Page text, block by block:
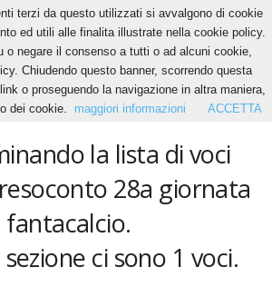
giornata fantacalcio
giornata fantacalcio
la lista di voci
28a giornata
fantacalcio.
ci sono 1 voci.
terzi da questo utilizzati si avvalgono di cookie
ed utili alle finalita illustrate nella cookie policy.
o negare il consenso a tutti o ad alcuni cookie,
Chiudendo questo banner, scorrendo questa
o proseguendo la navigazione in altra maniera,
dei cookie.
maggiori informazioni ACCETTA